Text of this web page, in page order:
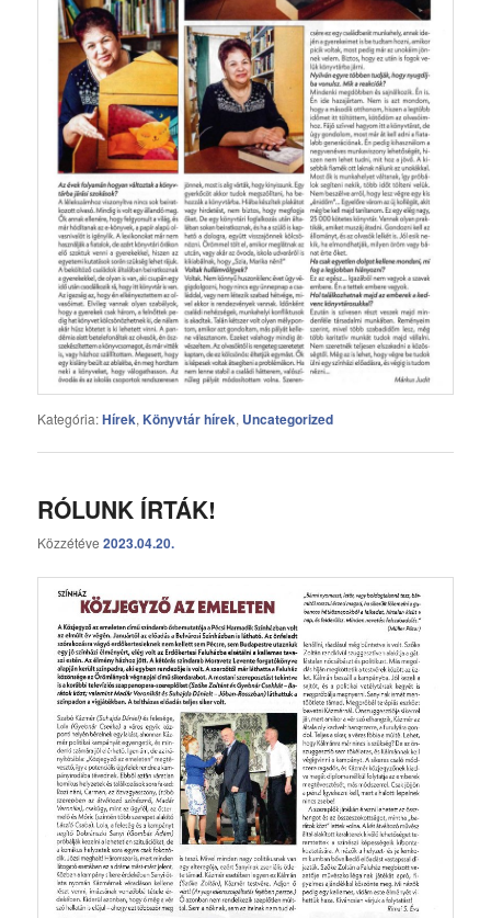
Kategória:Hírek, Könyvtár hírek, Uncategorized
RÓLUNK ÍRTÁK!
Közzétéve2023.04.20.